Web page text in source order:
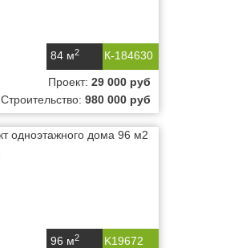
К-184630
84 м2
Проект: 29 000 руб
Строительство: 980 000 руб
K19672
96 м2